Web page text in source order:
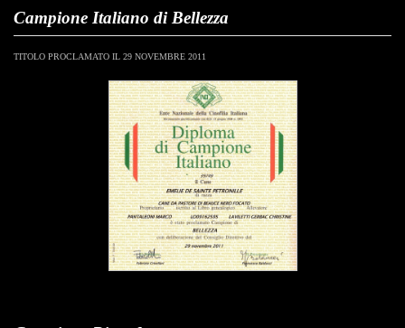
Campione Italiano di Bellezza
TITOLO PROCLAMATO IL 29 NOVEMBRE 2011